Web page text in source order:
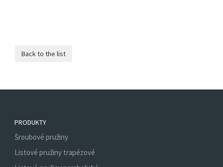
PRODUKTY
Šroubové pružiny
Listové pružiny trapézové